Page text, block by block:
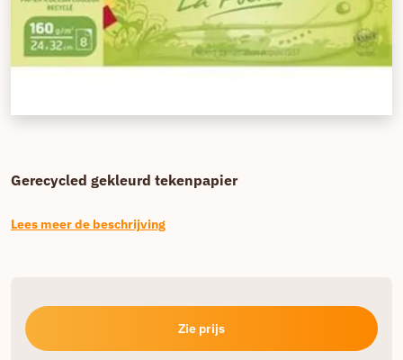
Gerecycled gekleurd tekenpapier
Lees meer de beschrijving
Zie prijs